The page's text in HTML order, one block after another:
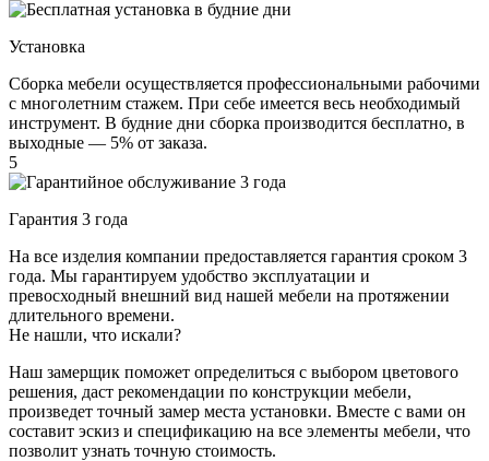
Установка
Сборка мебели осуществляется профессиональными рабочими
с многолетним стажем. При себе имеется весь необходимый
инструмент. В будние дни сборка производится бесплатно, в
выходные — 5% от заказа.
5
Гарантия 3 года
На все изделия компании предоставляется гарантия сроком 3
года. Мы гарантируем удобство эксплуатации и
превосходный внешний вид нашей мебели на протяжении
длительного времени.
Не нашли, что искали?
Наш замерщик поможет определиться с выбором цветового
решения, даст рекомендации по конструкции мебели,
произведет точный замер места установки. Вместе с вами он
составит эскиз и спецификацию на все элементы мебели, что
позволит узнать точную стоимость.